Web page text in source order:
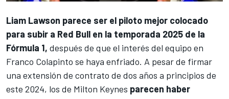
Liam Lawson parece ser el piloto mejor colocado
para subir a Red Bull en la temporada 2025 de la
Fórmula 1, después de que el interés del equipo en
Franco Colapinto se haya enfriado. A pesar de firmar
una extensión de contrato de dos años a principios de
este 2024, los de Milton Keynes parecen haber